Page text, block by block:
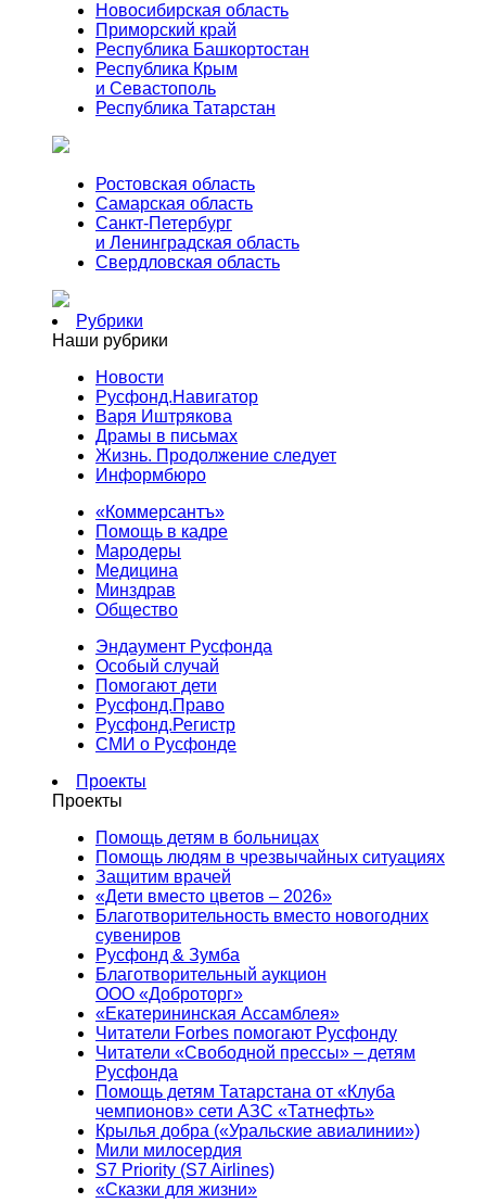
Новосибирская область
Приморский край
Республика Башкортостан
Республика Крым
и Севастополь
Республика Татарстан
Ростовская область
Самарская область
Санкт-Петербург
и Ленинградская область
Свердловская область
Рубрики
Наши рубрики
Новости
Русфонд.Навигатор
Варя Иштрякова
Драмы в письмах
Жизнь. Продолжение следует
Информбюро
«Коммерсантъ»
Помощь в кадре
Мародеры
Медицина
Минздрав
Общество
Эндаумент Русфонда
Особый случай
Помогают дети
Русфонд.Право
Русфонд.Регистр
СМИ о Русфонде
Проекты
Проекты
Помощь детям в больницах
Помощь людям в чрезвычайных ситуациях
Защитим врачей
«Дети вместо цветов – 2026»
Благотворительность вместо новогодних
сувениров
Русфонд & Зумба
Благотворительный аукцион
ООО «Доброторг»
«Екатерининская Ассамблея»
Читатели Forbes помогают Русфонду
Читатели «Свободной прессы» – детям
Русфонда
Помощь детям Татарстана от «Клуба
чемпионов» сети АЗС «Татнефть»
Крылья добра («Уральские авиалинии»)
Мили милосердия
S7 Priority (S7 Airlines)
«Сказки для жизни»